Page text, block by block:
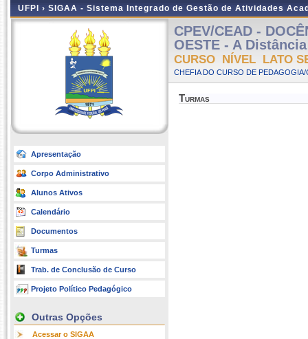
UFPI › SIGAA - Sistema Integrado de Gestão de Atividades
Apresentação
Corpo Administrativo
Alunos Ativos
Calendário
Documentos
Turmas
Trab. de Conclusão de Curso
Projeto Político Pedagógico
Outras Opções
Acessar o SIGAA
CPEV/CEAD -
OESTE - A
CURSO NÍVEL LATO
CHEFIA DO CURSO DE
Turmas